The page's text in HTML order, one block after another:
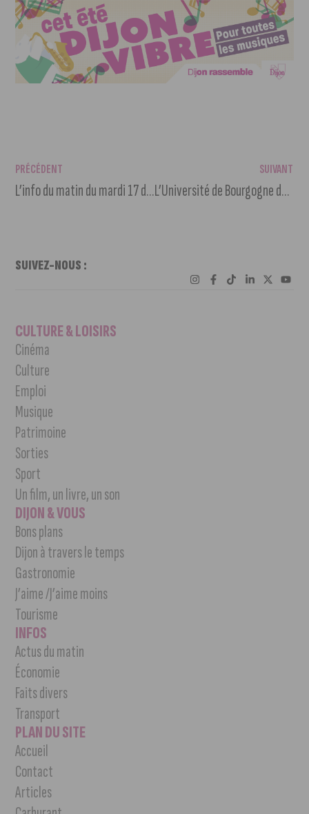
PRÉCÉDENT
L’info du matin du mardi 17 décembre 2024
SUIVANT
L’Université de Bourgogne devient l’Université Bourgogne Europe
SUIVEZ-NOUS :
CULTURE & LOISIRS
Cinéma
Culture
Emploi
Musique
Patrimoine
Sorties
Sport
Un film, un livre, un son
DIJON & VOUS
Bons plans
Dijon à travers le temps
Gastronomie
J’aime /J’aime moins
Tourisme
INFOS
Actus du matin
Économie
Faits divers
Transport
PLAN DU SITE
Accueil
Contact
Articles